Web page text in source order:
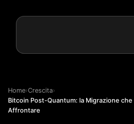
Home›Crescita›
Bitcoin Post-Quantum: la Migrazione
Affrontare